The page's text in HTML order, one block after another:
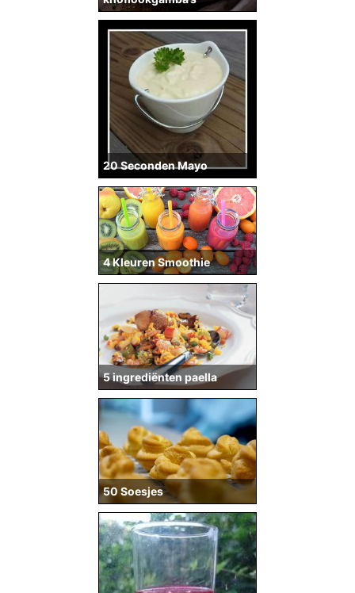
20 Seconden Mayo
4 Kleuren Smoothie
5 ingrediënten paella
50 Soesjes